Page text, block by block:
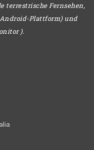
terrestrische Fernsehen,
Plattform) und
).